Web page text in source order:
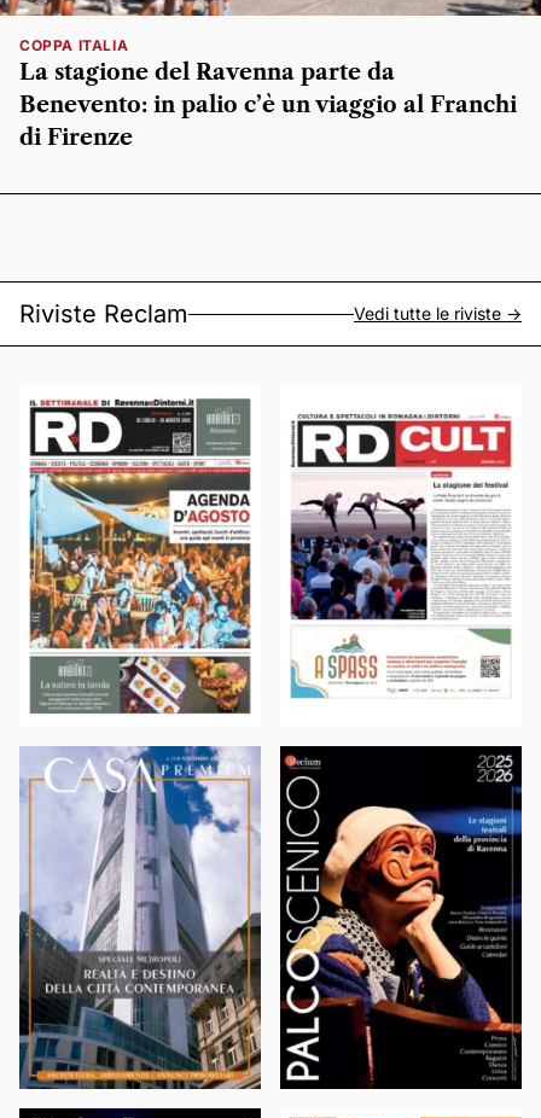
COPPA ITALIA
La stagione del Ravenna parte da
Benevento: in palio c’è un viaggio al Franchi
di Firenze
Riviste Reclam Vedi tutte le riviste ->